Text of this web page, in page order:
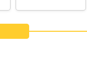
馬とか宝く